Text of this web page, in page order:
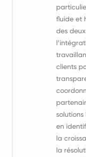
fluide et
des
clients
en
la
la